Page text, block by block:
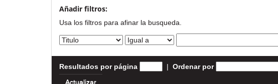
Añadir filtros:
Usa los filtros para afinar la busqueda.
Resultados por página | Ordenar por